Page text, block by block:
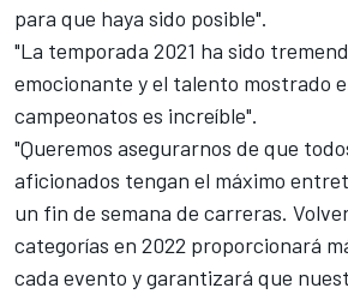
para que haya sido posible".
"La temporada 2021 ha sido
emocionante y el talento mostrado
campeonatos es increíble".
"Queremos asegurarnos de que
aficionados tengan el máximo
un fin de semana de carreras.
categorías en 2022 proporcionará
cada evento y garantizará que